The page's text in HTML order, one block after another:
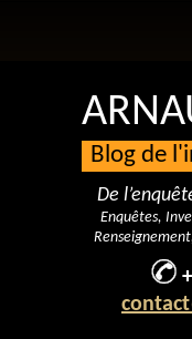
Blog de
De
Enquêtes,